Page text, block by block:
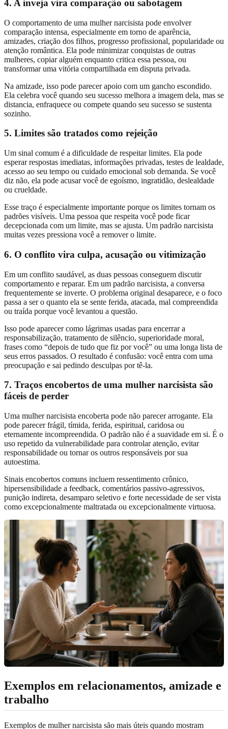
4. A inveja vira comparação ou sabotagem
O comportamento de uma mulher narcisista pode envolver
comparação intensa, especialmente em torno de aparência,
amizades, criação dos filhos, progresso profissional, popularidade ou
atenção romântica. Ela pode minimizar conquistas de outras
mulheres, copiar alguém enquanto critica essa pessoa, ou
transformar uma vitória compartilhada em disputa privada.
Na amizade, isso pode parecer apoio com um gancho escondido.
Ela celebra você quando seu sucesso melhora a imagem dela, mas se
distancia, enfraquece ou compete quando seu sucesso se sustenta
sozinho.
5. Limites são tratados como rejeição
Um sinal comum é a dificuldade de respeitar limites. Ela pode
esperar respostas imediatas, informações privadas, testes de lealdade,
acesso ao seu tempo ou cuidado emocional sob demanda. Se você
diz não, ela pode acusar você de egoísmo, ingratidão, deslealdade
ou crueldade.
Esse traço é especialmente importante porque os limites tornam os
padrões visíveis. Uma pessoa que respeita você pode ficar
decepcionada com um limite, mas se ajusta. Um padrão narcisista
muitas vezes pressiona você a remover o limite.
6. O conflito vira culpa, acusação ou vitimização
Em um conflito saudável, as duas pessoas conseguem discutir
comportamento e reparar. Em um padrão narcisista, a conversa
frequentemente se inverte. O problema original desaparece, e o foco
passa a ser o quanto ela se sente ferida, atacada, mal compreendida
ou traída porque você levantou a questão.
Isso pode aparecer como lágrimas usadas para encerrar a
responsabilização, tratamento de silêncio, superioridade moral,
frases como “depois de tudo que fiz por você” ou uma longa lista de
seus erros passados. O resultado é confusão: você entra com uma
preocupação e sai pedindo desculpas por tê-la.
7. Traços encobertos de uma mulher narcisista são
fáceis de perder
Uma mulher narcisista encoberta pode não parecer arrogante. Ela
pode parecer frágil, tímida, ferida, espiritual, caridosa ou
eternamente incompreendida. O padrão não é a suavidade em si. É o
uso repetido da vulnerabilidade para controlar atenção, evitar
responsabilidade ou tornar os outros responsáveis por sua
autoestima.
Sinais encobertos comuns incluem ressentimento crônico,
hipersensibilidade a feedback, comentários passivo-agressivos,
punição indireta, desamparo seletivo e forte necessidade de ser vista
como excepcionalmente maltratada ou excepcionalmente virtuosa.
Exemplos em relacionamentos, amizade e
trabalho
Exemplos de mulher narcisista são mais úteis quando mostram